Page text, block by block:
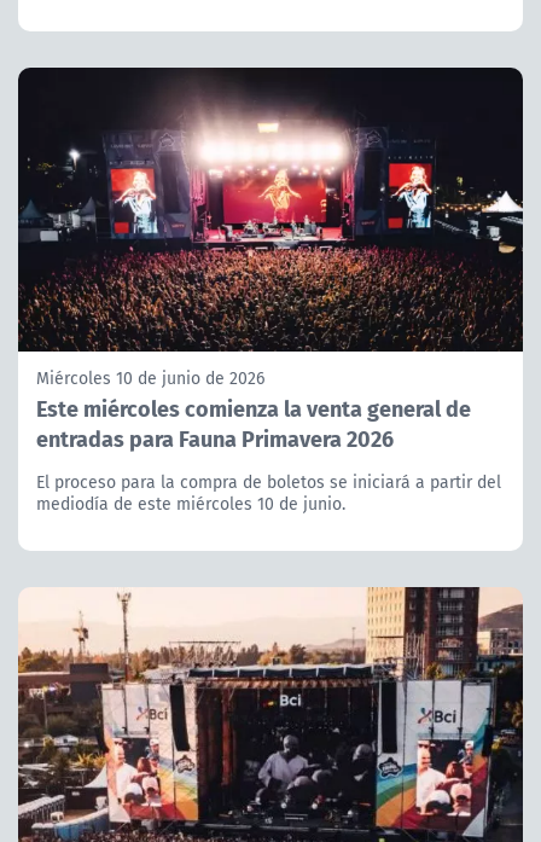
Miércoles 10 de junio de 2026
Este miércoles comienza la venta general de
entradas para Fauna Primavera 2026
El proceso para la compra de boletos se iniciará a partir del
mediodía de este miércoles 10 de junio.